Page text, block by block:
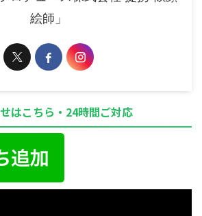
絵師」
はこちら・24時間ご対応